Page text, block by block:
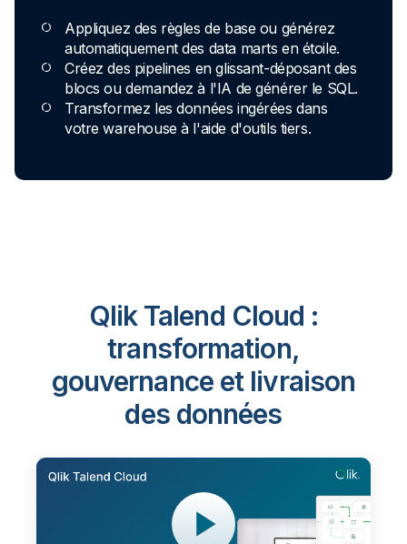
Appliquez des règles de base ou générez
automatiquement des data marts en étoile.
Créez des pipelines en glissant-déposant des
blocs ou demandez à l'IA de générer le SQL.
Transformez les données ingérées dans
votre warehouse à l'aide d'outils tiers.
Qlik Talend Cloud :
transformation,
gouvernance et livraison
des données